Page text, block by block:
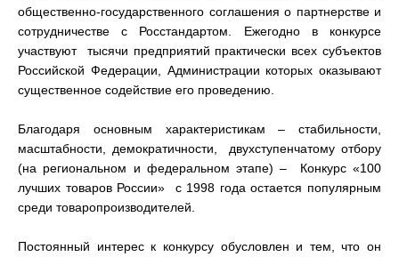
общественно-государственного соглашения о партнерстве и
сотрудничестве с Росстандартом. Ежегодно в конкурсе
участвуют тысячи предприятий практически всех субъектов
Российской Федерации, Администрации которых оказывают
существенное содействие его проведению.
Благодаря основным характеристикам – стабильности,
масштабности, демократичности, двухступенчатому отбору
(на региональном и федеральном этапе) – Конкурс «100
лучших товаров России» с 1998 года остается популярным
среди товаропроизводителей.
Постоянный интерес к конкурсу обусловлен и тем, что он